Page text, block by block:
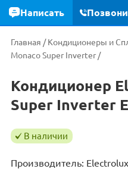
Главная /Кондиционеры и
Monaco Super Inverter /
Кондиционер
Super Inverter
В наличии
Производитель: Electrolux
Написать